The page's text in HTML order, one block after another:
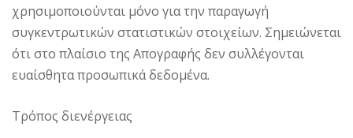
χρησιμοποιούνται μόνο για την παραγωγή
συγκεντρωτικών στατιστικών στοιχείων. Σημειώνεται
ότι στο πλαίσιο της Απογραφής δεν συλλέγονται
ευαίσθητα προσωπικά δεδομένα.
Τρόπος διενέργειας